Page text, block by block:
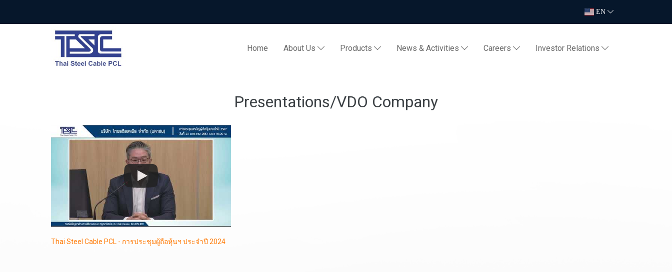
EN
Home About Us Products News & Activities Careers Investor Relations
Presentations/VDO Company
Thai Steel Cable PCL - การประชุมผู้ถือหุ้นฯ ประจำปี 2024